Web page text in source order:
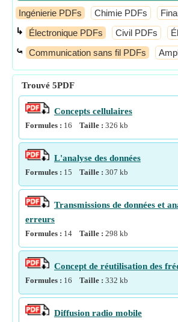
Ingénierie PDFs Chimie PDFs
↳ Électronique PDFs Civil PDFs
⤿ Communication sans fil PDFs
Trouvé 5PDF
Concepts cellulaires
Formules : 16 Taille : 326 kb
L'analyse des données
Formules : 15 Taille : 307 kb
Transmissions de données et
erreurs
Formules : 14 Taille : 298 kb
Concept de réutilisation des
Formules : 16 Taille : 332 kb
Diffusion radio mobile